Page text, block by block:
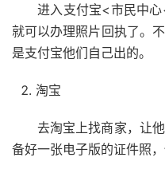
进入支付宝<市民中
就可以办理照片回执了。
是支付宝他们自己出的。
淘宝
去淘宝上找商家，让
备好一张电子版的证件照